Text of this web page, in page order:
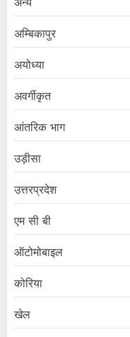
अम्बिकापुर
अयोध्या
अवर्गीकृत
आंतरिक भाग
उड़ीसा
उत्तरप्रदेश
एम सी बी
ऑटोमोबाइल
कोरिया
खेल